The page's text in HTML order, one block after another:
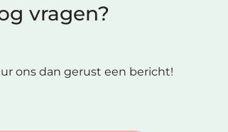
vragen?
ons dan gerust een bericht!